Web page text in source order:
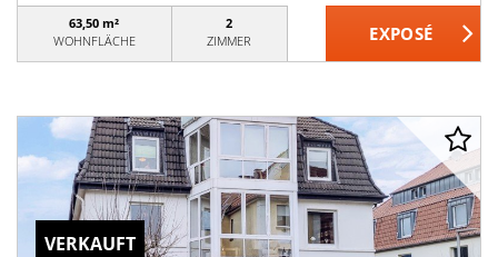
63,50 m²
WOHNFLÄCHE
2
ZIMMER
VERKAUFT